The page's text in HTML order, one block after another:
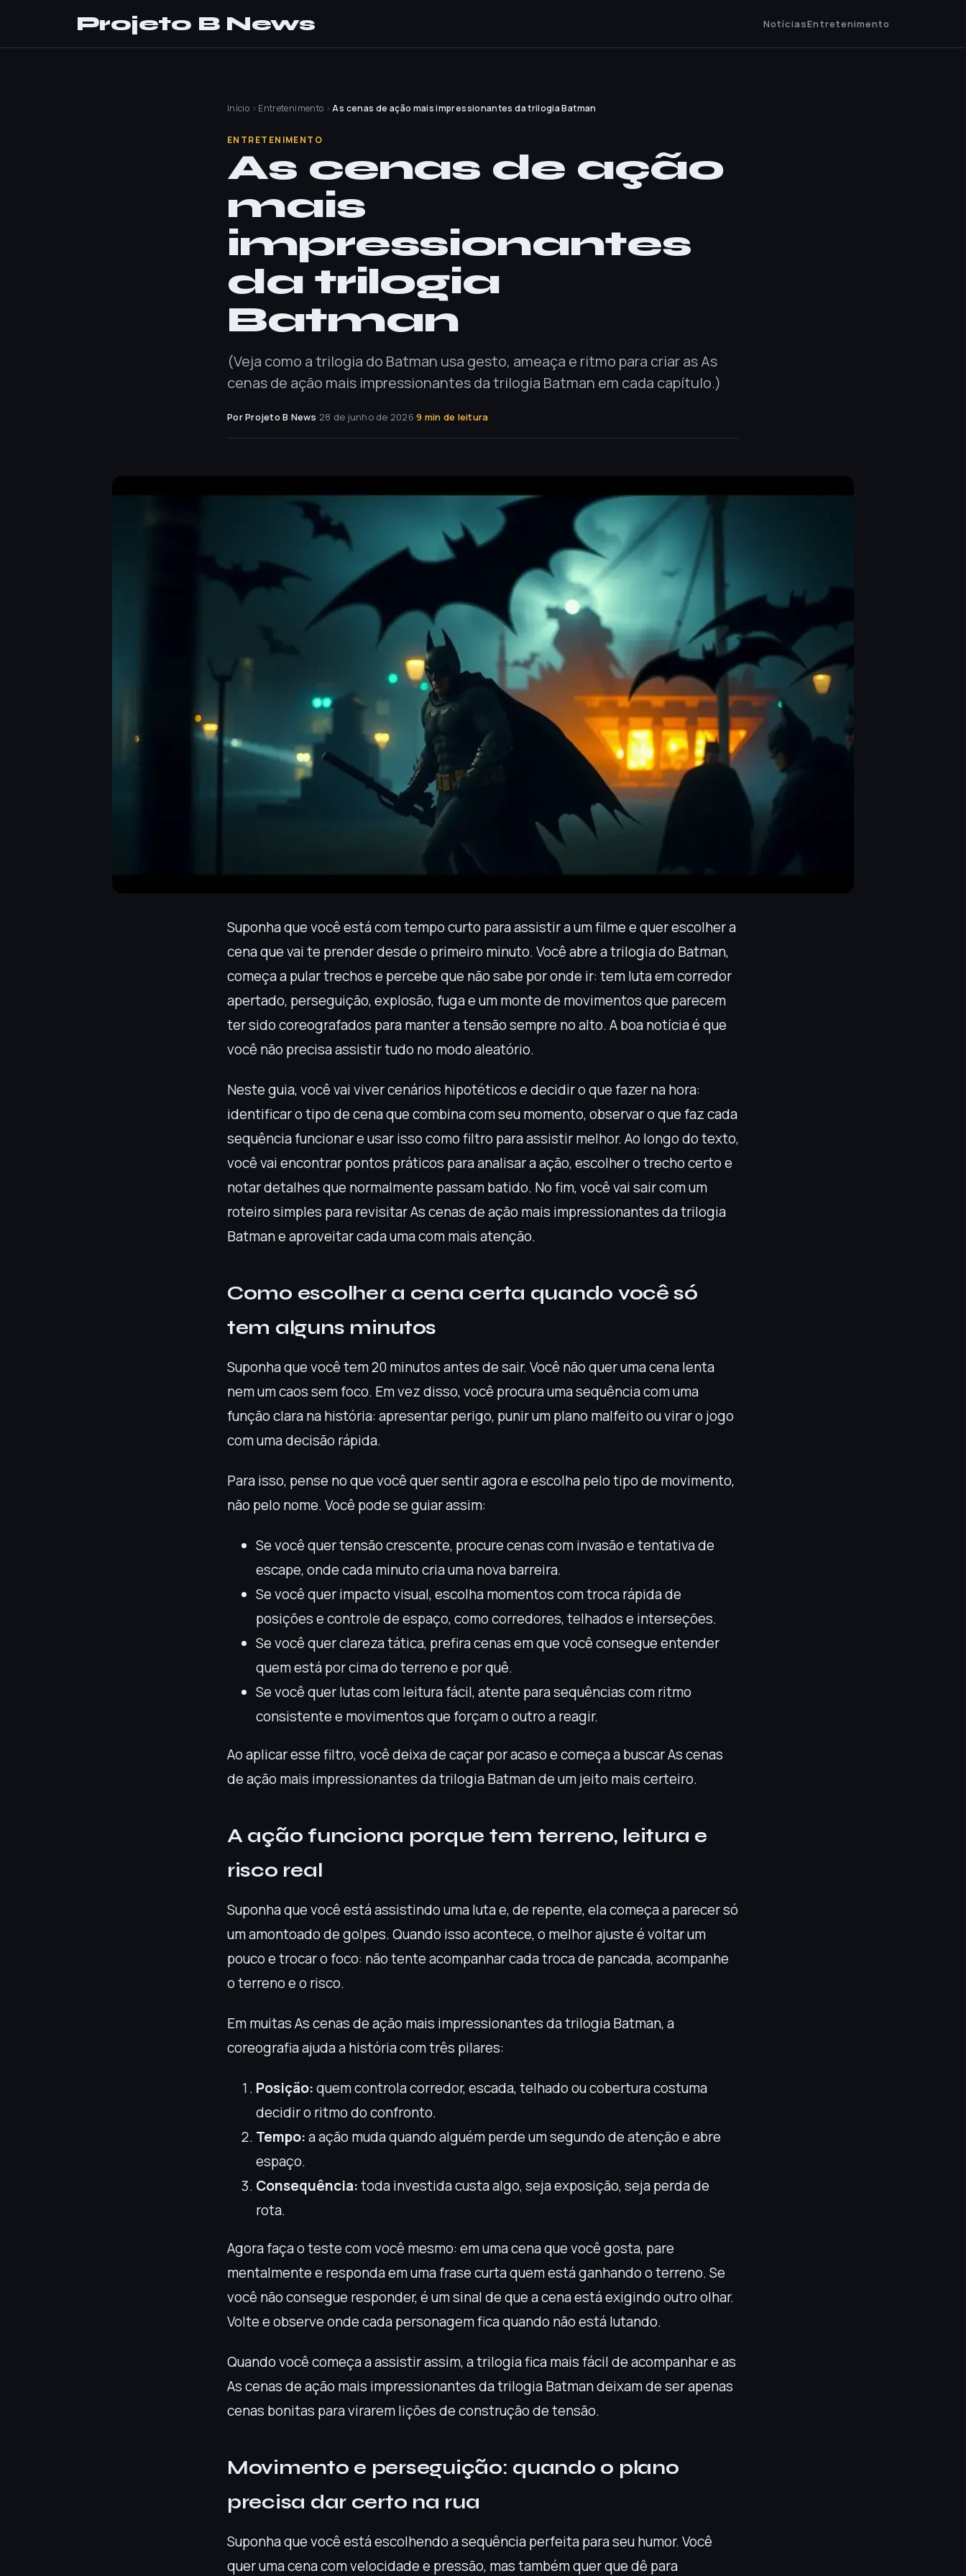
Projeto B News NotíciasEntretenimento
Início › Entretenimento › As cenas de ação mais impressionantes da trilogia Batman
ENTRETENIMENTO
As cenas de ação
mais
impressionantes
da trilogia
Batman
(Veja como a trilogia do Batman usa gesto, ameaça e ritmo para criar as As
cenas de ação mais impressionantes da trilogia Batman em cada capítulo.)
Por Projeto B News·28 de junho de 2026·9 min de leitura
Suponha que você está com tempo curto para assistir a um filme e quer escolher a
cena que vai te prender desde o primeiro minuto. Você abre a trilogia do Batman,
começa a pular trechos e percebe que não sabe por onde ir: tem luta em corredor
apertado, perseguição, explosão, fuga e um monte de movimentos que parecem
ter sido coreografados para manter a tensão sempre no alto. A boa notícia é que
você não precisa assistir tudo no modo aleatório.
Neste guia, você vai viver cenários hipotéticos e decidir o que fazer na hora:
identificar o tipo de cena que combina com seu momento, observar o que faz cada
sequência funcionar e usar isso como filtro para assistir melhor. Ao longo do texto,
você vai encontrar pontos práticos para analisar a ação, escolher o trecho certo e
notar detalhes que normalmente passam batido. No fim, você vai sair com um
roteiro simples para revisitar As cenas de ação mais impressionantes da trilogia
Batman e aproveitar cada uma com mais atenção.
Como escolher a cena certa quando você só
tem alguns minutos
Suponha que você tem 20 minutos antes de sair. Você não quer uma cena lenta
nem um caos sem foco. Em vez disso, você procura uma sequência com uma
função clara na história: apresentar perigo, punir um plano malfeito ou virar o jogo
com uma decisão rápida.
Para isso, pense no que você quer sentir agora e escolha pelo tipo de movimento,
não pelo nome. Você pode se guiar assim:
Se você quer tensão crescente, procure cenas com invasão e tentativa de
escape, onde cada minuto cria uma nova barreira.
Se você quer impacto visual, escolha momentos com troca rápida de
posições e controle de espaço, como corredores, telhados e interseções.
Se você quer clareza tática, prefira cenas em que você consegue entender
quem está por cima do terreno e por quê.
Se você quer lutas com leitura fácil, atente para sequências com ritmo
consistente e movimentos que forçam o outro a reagir.
Ao aplicar esse filtro, você deixa de caçar por acaso e começa a buscar As cenas
de ação mais impressionantes da trilogia Batman de um jeito mais certeiro.
A ação funciona porque tem terreno, leitura e
risco real
Suponha que você está assistindo uma luta e, de repente, ela começa a parecer só
um amontoado de golpes. Quando isso acontece, o melhor ajuste é voltar um
pouco e trocar o foco: não tente acompanhar cada troca de pancada, acompanhe
o terreno e o risco.
Em muitas As cenas de ação mais impressionantes da trilogia Batman, a
coreografia ajuda a história com três pilares:
Posição:quem controla corredor, escada, telhado ou cobertura costuma
decidir o ritmo do confronto.
Tempo:a ação muda quando alguém perde um segundo de atenção e abre
espaço.
Consequência:toda investida custa algo, seja exposição, seja perda de
rota.
Agora faça o teste com você mesmo: em uma cena que você gosta, pare
mentalmente e responda em uma frase curta quem está ganhando o terreno. Se
você não consegue responder, é um sinal de que a cena está exigindo outro olhar.
Volte e observe onde cada personagem fica quando não está lutando.
Quando você começa a assistir assim, a trilogia fica mais fácil de acompanhar e as
As cenas de ação mais impressionantes da trilogia Batman deixam de ser apenas
cenas bonitas para virarem lições de construção de tensão.
Movimento e perseguição: quando o plano
precisa dar certo na rua
Suponha que você está escolhendo a sequência perfeita para seu humor. Você
quer uma cena com velocidade e pressão, mas também quer que dê para